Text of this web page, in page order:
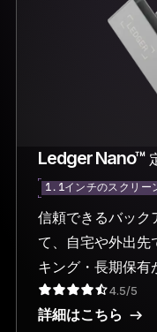
Ledger Nano™
1.1インチのスクリー
信頼できるバック
て、自宅や外出先
キング・長期保有
4.5/5
詳細はこちら